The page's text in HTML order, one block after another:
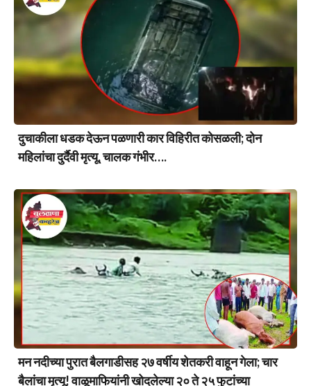
दुचाकीला धडक देऊन पळणारी कार विहिरीत कोसळली; दोन
महिलांचा दुर्दैवी मृत्यू, चालक गंभीर….
मन नदीच्या पुरात बैलगाडीसह २७ वर्षीय शेतकरी वाहून गेला; चार
बैलांचा मृत्यू! वाळूमाफियांनी खोदलेल्या २० ते २५ फुटांच्या